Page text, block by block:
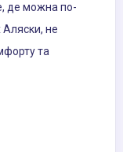
де можна по-
не
та